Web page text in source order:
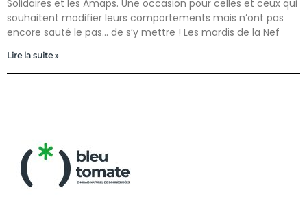
Solidaires et les Amaps. Une occasion pour celles et ceux qui
souhaitent modifier leurs comportements mais n’ont pas
encore sauté le pas… de s’y mettre ! Les mardis de la Nef
Lire la suite »